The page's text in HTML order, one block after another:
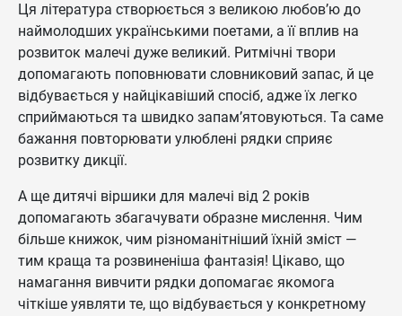
Ця література створюється з великою любов’ю до
наймолодших українськими поетами, а її вплив на
розвиток малечі дуже великий. Ритмічні твори
допомагають поповнювати словниковий запас, й це
відбувається у найцікавіший спосіб, адже їх легко
сприймаються та швидко запам’ятовуються. Та саме
бажання повторювати улюблені рядки сприяє
розвитку дикції.
А ще дитячі віршики для малечі від 2 років
допомагають збагачувати образне мислення. Чим
більше книжок, чим різноманітніший їхній зміст —
тим краща та розвиненіша фантазія! Цікаво, що
намагання вивчити рядки допомагає якомога
чіткіше уявляти те, що відбувається у конкретному